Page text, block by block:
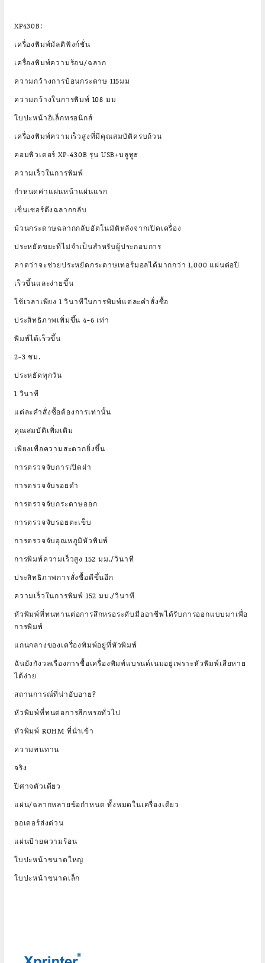
XP430B:
เครื่องพิมพ์มัลติฟังก์ชั่น
เครื่องพิมพ์ความร้อน/ฉลาก
ความกว้างการป้อนกระดาษ 115มม
ความกว้างในการพิมพ์ 108 มม
ใบปะหน้าอิเล็กทรอนิกส์
เครื่องพิมพ์ความเร็วสูงที่มีคุณสมบัติครบถ้วน
คอมพิวเตอร์ XP-430B รุ่น USB+บลูทูธ
ความเร็วในการพิมพ์
กำหนดค่าแผ่นหน้าแผ่นแรก
เซ็นเซอร์ดึงฉลากกลับ
ม้วนกระดาษฉลากกลับอัตโนมัติหลังจากเปิดเครื่อง
ประหยัดขยะที่ไม่จำเป็นสำหรับผู้ประกอบการ
คาดว่าจะช่วยประหยัดกระดาษเทอร์มอลได้มากกว่า 1,000 แผ่นต่อปี
เร็วขึ้นและง่ายขึ้น
ใช้เวลาเพียง 1 วินาทีในการพิมพ์แต่ละคำสั่งซื้อ
ประสิทธิภาพเพิ่มขึ้น 4-6 เท่า
พิมพ์ได้เร็วขึ้น
2-3 ชม.
ประหยัดทุกวัน
1 วินาที
แต่ละคำสั่งซื้อต้องการเท่านั้น
คุณสมบัติเพิ่มเติม
เพียงเพื่อความสะดวกยิ่งขึ้น
การตรวจจับการเปิดฝา
การตรวจจับรอยดำ
การตรวจจับกระดาษออก
การตรวจจับรอยตะเข็บ
การตรวจจับอุณหภูมิหัวพิมพ์
การพิมพ์ความเร็วสูง 152 มม./วินาที
ประสิทธิภาพการสั่งซื้อดีขึ้นอีก
ความเร็วในการพิมพ์ 152 มม./วินาที
หัวพิมพ์ที่ทนทานต่อการสึกหรอระดับมืออาชีพได้รับการออกแบบมาเพื่อ
การพิมพ์
แกนกลางของเครื่องพิมพ์อยู่ที่หัวพิมพ์
ฉันยังกังวลเรื่องการซื้อเครื่องพิมพ์แบรนด์เนมอยู่เพราะหัวพิมพ์เสียหาย
ได้ง่าย
สถานการณ์ที่น่าอับอาย?
หัวพิมพ์ที่ทนต่อการสึกหรอทั่วไป
หัวพิมพ์ ROHM ที่นำเข้า
ความทนทาน
จริง
ปีศาจตัวเดียว
แผ่น/ฉลากหลายข้อกำหนด ทั้งหมดในเครื่องเดียว
ออเดอร์ส่งด่วน
แผ่นป้ายความร้อน
ใบปะหน้าขนาดใหญ่
ใบปะหน้าขนาดเล็ก